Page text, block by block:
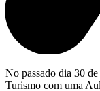
No passado dia 30
Turismo com uma